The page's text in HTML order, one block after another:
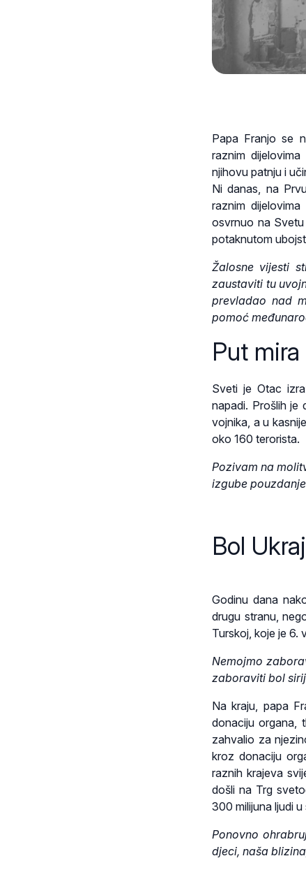
Papa Franjo se
raznim
njihovu patnju i
Ni danas, na
raznim
osvrnuo na Svetu
potaknutom
Žalosne vijesti
zaustaviti tu
prevladao nad
pomoć
Put
Sveti je Otac
napadi. Prošlih je
vojnika, a u
oko 160 terorista.
Pozivam na
izgube
Bol
Godinu dana
drugu stranu,
Turskoj, koje je 6.
Nemojmo
zaboraviti bol
Na kraju, papa
donaciju organa,
zahvalio za
kroz donaciju
raznih krajeva
došli na Trg
300 milijuna ljudi u
Ponovno
djeci, naša